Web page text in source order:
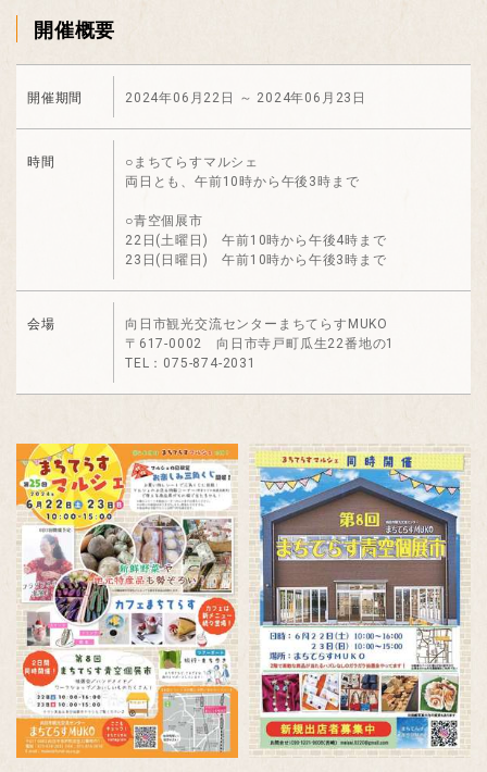
開催概要
開催期間 2024年06月22日 ～ 2024年06月23日
時間
○まちてらすマルシェ
両日とも、午前10時から午後3時まで
○青空個展市
22日(土曜日) 午前10時から午後4時まで
23日(日曜日) 午前10時から午後3時まで
会場
向日市観光交流センターまちてらすMUKO
〒617-0002 向日市寺戸町瓜生22番地の1
TEL：075-874-2031